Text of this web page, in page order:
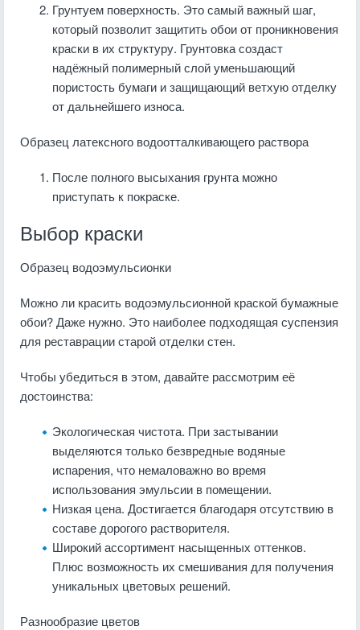
Грунтуем поверхность. Это самый важный шаг,
который позволит защитить обои от проникновения
краски в их структуру. Грунтовка создаст
надёжный полимерный слой уменьшающий
пористость бумаги и защищающий ветхую отделку
от дальнейшего износа.
Образец латексного водоотталкивающего раствора
После полного высыхания грунта можно
приступать к покраске.
Выбор краски
Образец водоэмульсионки
Можно ли красить водоэмульсионной краской бумажные
обои? Даже нужно. Это наиболее подходящая суспензия
для реставрации старой отделки стен.
Чтобы убедиться в этом, давайте рассмотрим её
достоинства:
Экологическая чистота. При застывании
выделяются только безвредные водяные
испарения, что немаловажно во время
использования эмульсии в помещении.
Низкая цена. Достигается благодаря отсутствию в
составе дорогого растворителя.
Широкий ассортимент насыщенных оттенков.
Плюс возможность их смешивания для получения
уникальных цветовых решений.
Разнообразие цветов